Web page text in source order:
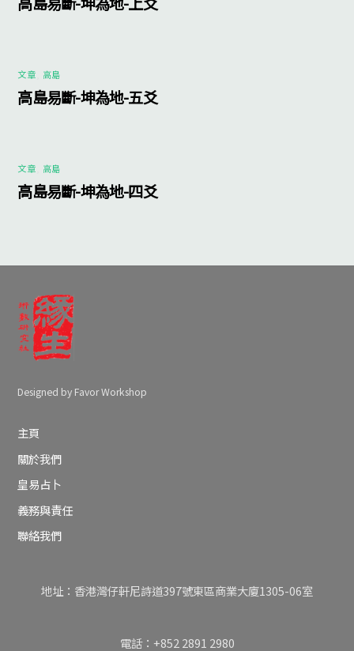
文章 高島
高島易斷-坤為地-五爻
文章 高島
高島易斷-坤為地-四爻
Designed by Favor Workshop
主頁
關於我們
皇易占卜
義務與責任
聯絡我們
地址：香港灣仔軒尼詩道397號東區商業大廈1305-06室
電話：+852 2891 2980